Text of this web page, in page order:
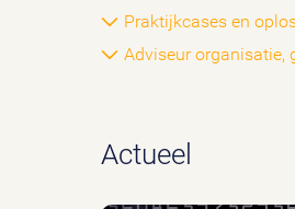
Praktijkcases en
Adviseur organisatie,
Actueel